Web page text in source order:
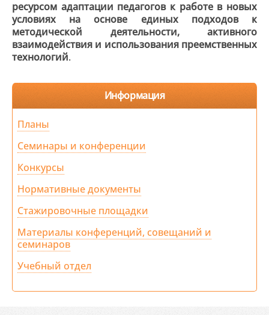
ресурсом адаптации педагогов к работе в новых
условиях на основе единых подходов к
методической деятельности, активного
взаимодействия и использования преемственных
технологий.
Информация
Планы
Семинары и конференции
Конкурсы
Нормативные документы
Стажировочные площадки
Материалы конференций, совещаний и
семинаров
Учебный отдел